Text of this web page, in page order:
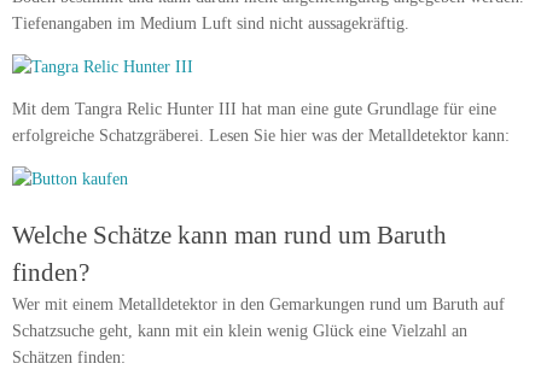
Tiefenangaben im Medium Luft sind nicht aussagekräftig.
Mit dem Tangra Relic Hunter III hat man eine gute Grundlage für eine
erfolgreiche Schatzgräberei. Lesen Sie hier was der Metalldetektor kann:
Welche Schätze kann man rund um Baruth
finden?
Wer mit einem Metalldetektor in den Gemarkungen rund um Baruth auf
Schatzsuche geht, kann mit ein klein wenig Glück eine Vielzahl an
Schätzen finden: